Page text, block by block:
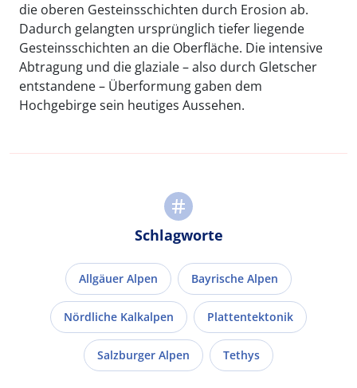
die oberen Gesteinsschichten durch Erosion ab.
Dadurch gelangten ursprünglich tiefer liegende
Gesteinsschichten an die Oberfläche. Die intensive
Abtragung und die glaziale – also durch Gletscher
entstandene – Überformung gaben dem
Hochgebirge sein heutiges Aussehen.
Schlagworte
Allgäuer Alpen Bayrische Alpen
Nördliche Kalkalpen Plattentektonik
Salzburger Alpen Tethys